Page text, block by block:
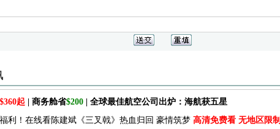
起 | 商务舱省$200| 全球最佳航空公司出炉：海航获五星
利！在线看陈建斌《三叉戟》热血归回 豪情筑梦 高清免费看 无地区限制